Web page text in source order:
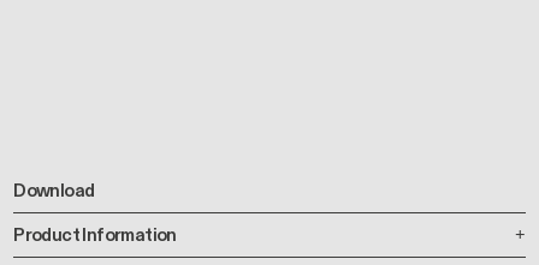
Download
Product Information